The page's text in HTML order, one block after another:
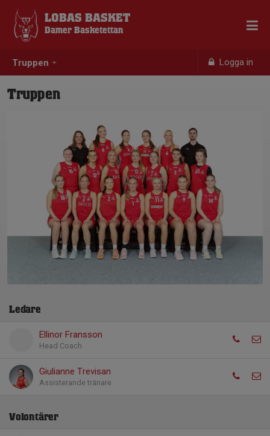
Truppen Logga in
LOBAS BASKET
Damer Basketettan
Truppen
Ledare
Ellinor Fransson
Head Coach
Giulianne Trevisan
Assisterande tränare
Volontärer